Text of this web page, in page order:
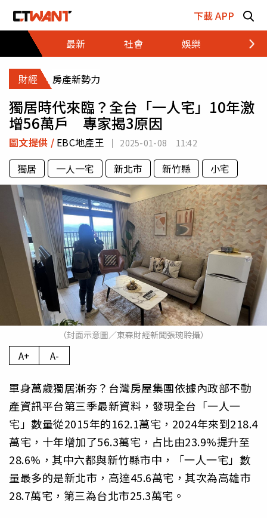
下載 APP
最新
社會 娛樂 財經
財經 房產新勢力
獨居時代來臨？全台「一人宅」10年激
增56萬戶 專家揭3原因
圖文提供 / EBC地產王 2025-01-08 11:42
獨居 一人一宅 新北市 新竹縣 小宅
（封面示意圖／東森財經新聞張琬聆攝）
A+ A-
單身萬歲獨居漸夯？台灣房屋集團依據內政部不動
產資訊平台第三季最新資料，發現全台「一人一
宅」數量從2015年的162.1萬宅，2024年來到218.4
萬宅，十年增加了56.3萬宅，占比由23.9%提升至
28.6%，其中六都與新竹縣市中，「一人一宅」數
量最多的是新北市，高達45.6萬宅，其次為高雄市
28.7萬宅，第三為台北市25.3萬宅。